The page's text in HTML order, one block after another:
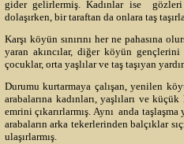
gider gelirlermiş. Kadınlar ise gözleri
dolaşırken, bir taraftan da onlara taş
Karşı köyün sınırını her ne pahasına
yaran akıncılar, diğer köyün
çocuklar, orta yaşlılar ve taş taşıyan
Durumu kurtarmaya çalışan, yenilen
arabalarına kadınları, yaşlıları ve
emrini çıkarırlarmış. Aynı anda
arabaların arka tekerlerinden balçıklar
ulaşırlarmış.